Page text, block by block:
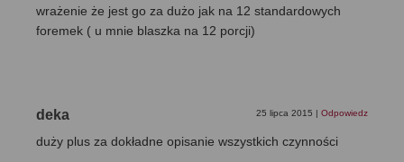
wrażenie że jest go za dużo jak na 12 standardowych
foremek ( u mnie blaszka na 12 porcji)
deka 25 lipca 2015 | Odpowiedz
duży plus za dokładne opisanie wszystkich czynności